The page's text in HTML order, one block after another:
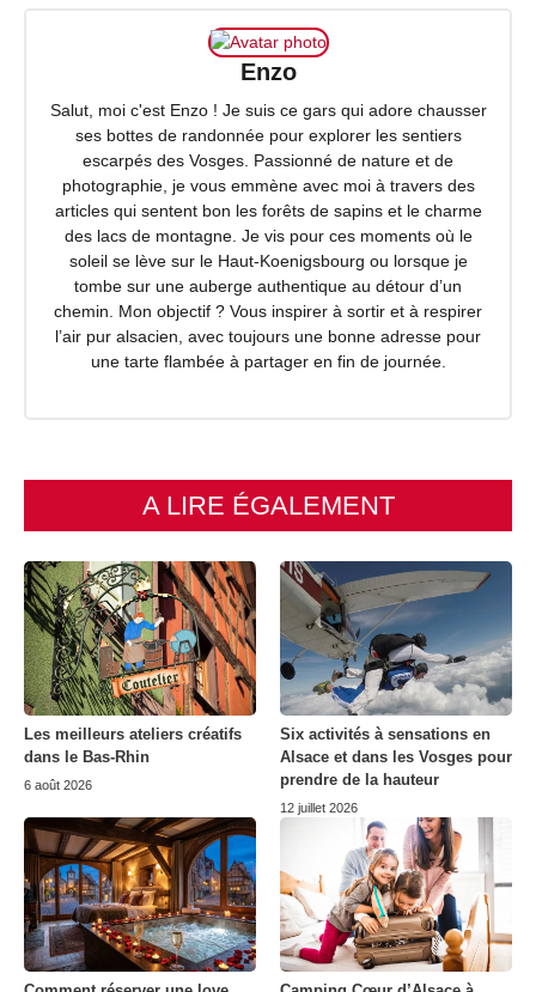
Enzo
Salut, moi c'est Enzo ! Je suis ce gars qui adore chausser
ses bottes de randonnée pour explorer les sentiers
escarpés des Vosges. Passionné de nature et de
photographie, je vous emmène avec moi à travers des
articles qui sentent bon les forêts de sapins et le charme
des lacs de montagne. Je vis pour ces moments où le
soleil se lève sur le Haut-Koenigsbourg ou lorsque je
tombe sur une auberge authentique au détour d’un
chemin. Mon objectif ? Vous inspirer à sortir et à respirer
l’air pur alsacien, avec toujours une bonne adresse pour
une tarte flambée à partager en fin de journée.
A LIRE ÉGALEMENT
Les meilleurs ateliers créatifs
dans le Bas-Rhin
6 août 2026
Six activités à sensations en
Alsace et dans les Vosges pour
prendre de la hauteur
12 juillet 2026